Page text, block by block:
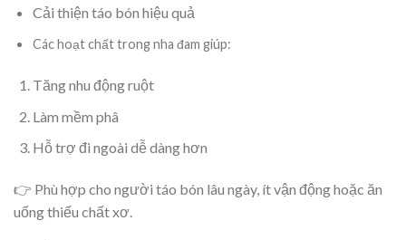
Cải thiện táo bón hiệu quả
Các hoạt chất trong nha đam giúp:
Tăng nhu động ruột
Làm mềm phâ
Hỗ trợ đi ngoài dễ dàng hơn
👉 Phù hợp cho người táo bón lâu ngày, ít vận động hoặc ăn
uống thiếu chất xơ.